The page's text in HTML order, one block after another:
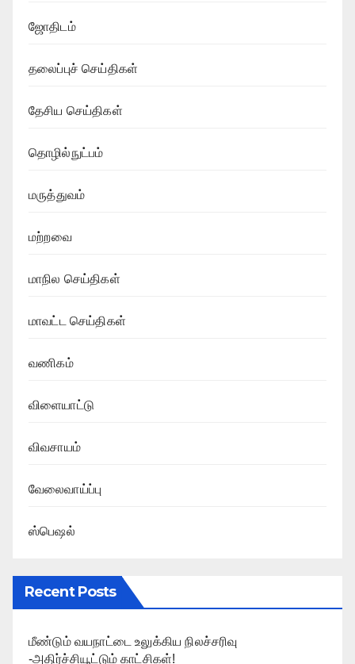
ஜோதிடம்
தலைப்புச் செய்திகள்
தேசிய செய்திகள்
தொழில்நுட்பம்
மருத்துவம்
மற்றவை
மாநில செய்திகள்
மாவட்ட செய்திகள்
வணிகம்
விளையாட்டு
விவசாயம்
வேலைவாய்ப்பு
ஸ்பெஷல்
Recent Posts
மீண்டும் வயநாட்டை உலுக்கிய நிலச்சரிவு
-அதிர்ச்சியூட்டும் காட்சிகள்!